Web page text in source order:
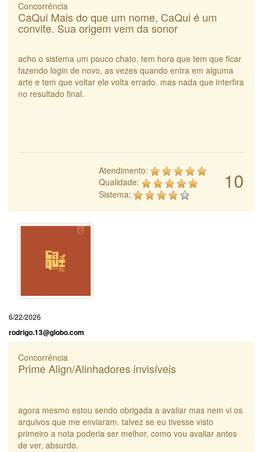
Concorrência
CaQui Mais do que um nome, CaQui é um
convite. Sua origem vem da sonor
acho o sistema um pouco chato. tem hora que tem que ficar
fazendo login de novo, as vezes quando entra em alguma
arte e tem que voltar ele volta errado. mas nada que interfira
no resultado final.
10
Atendimento:
Qualidade:
Sistema:
6/22/2026
rodrigo.13@globo.com
Concorrência
Prime Align/Alinhadores invisíveis
agora mesmo estou sendo obrigada a avaliar mas nem vi os
arquivos que me enviaram. talvez se eu tivesse visto
primeiro a nota poderia ser melhor, como vou avaliar antes
de ver, absurdo.